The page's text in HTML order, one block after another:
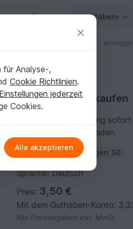
Stöbern
Strickanleitung kaufen
Du kannst die Anleitung
der Zahlung herunterladen.
Autor: CreatOwl Folgen 50
Sprache: Deutsch
Preis: 3,50 €
Mit dem Guthaben-Konto:
Alle Preisangaben inkl. MwSt.
für Analyse-,
Cookie Richtlinien.
jederzeit
Cookies.
Alle akzeptieren